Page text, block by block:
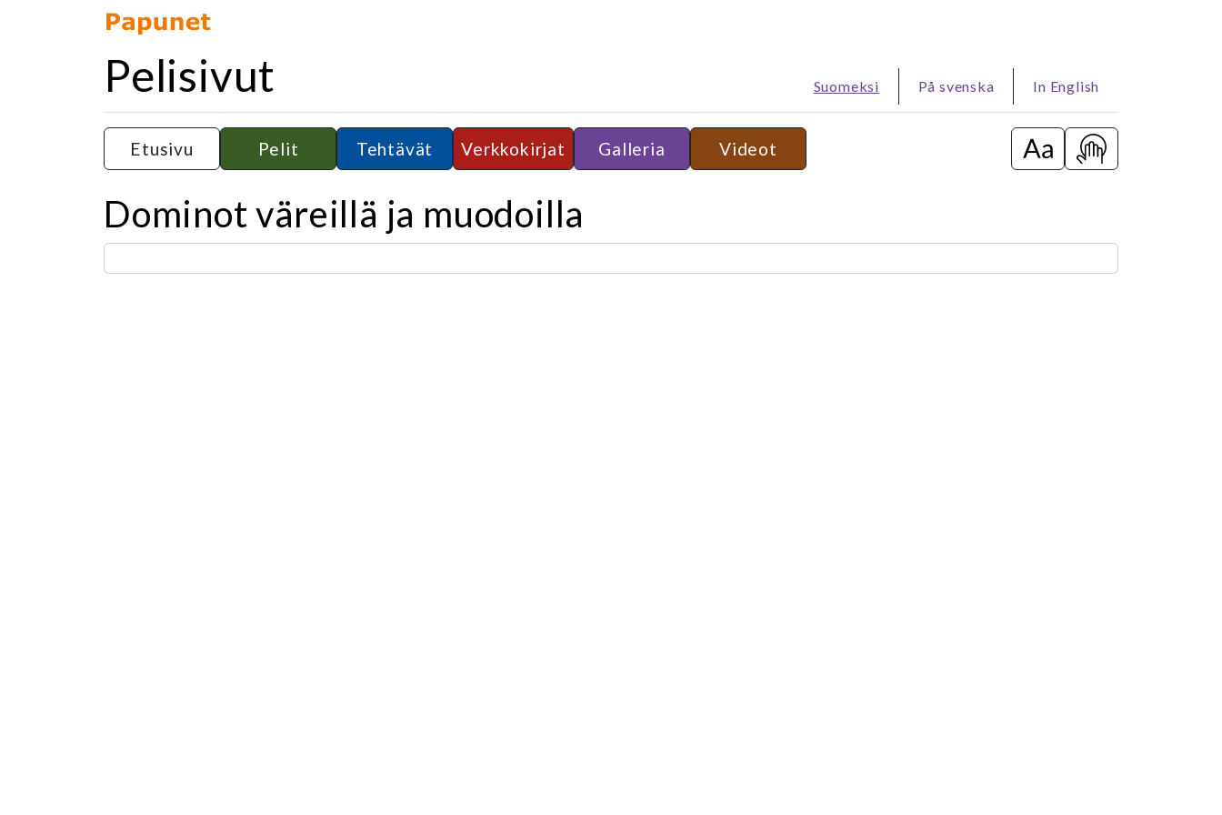
Pelisivut Suomeksi På svenska In English
Etusivu Pelit Tehtävät Verkkokirjat Galleria Videot
Vaihda isot kirjaimet /
Näytä pelit, jotka
Dominot väreillä ja muodoilla